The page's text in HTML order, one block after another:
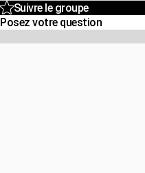
Suivre le groupe
Posez votre question